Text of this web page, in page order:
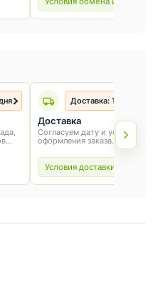
Доставка: 1-3
Доставка
Согласуем дату и условия
оформления заказа.
Условия доставки